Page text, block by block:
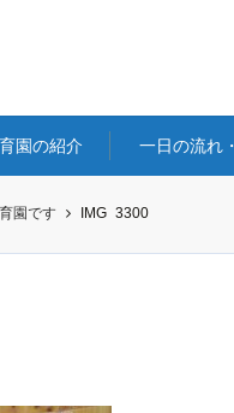
園の紹介 一日の流れ
園です IMG_3300